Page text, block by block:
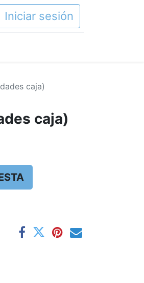
Iniciar sesión
caja)
caja)